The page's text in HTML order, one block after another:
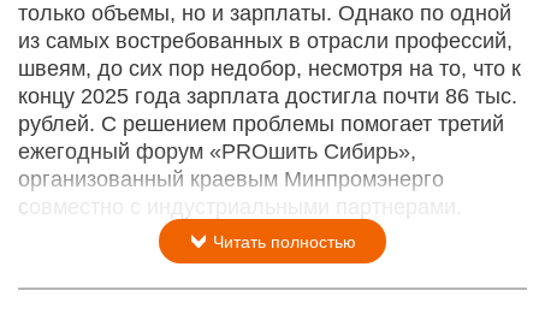
только объемы, но и зарплаты. Однако по одной
из самых востребованных в отрасли профессий,
швеям, до сих пор недобор, несмотря на то, что к
концу 2025 года зарплата достигла почти 86 тыс.
рублей. С решением проблемы помогает третий
ежегодный форум «PROшить Сибирь»,
организованный краевым Минпромэнерго
совместно с индустриальными партнерами.
Читать полностью